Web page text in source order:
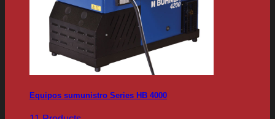
Equipos sumunistro Series HB 4000